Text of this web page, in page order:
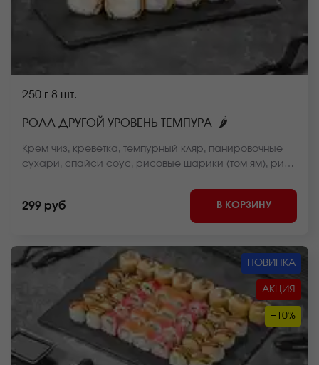
250 г 8 шт.
РОЛЛ ДРУГОЙ УРОВЕНЬ ТЕМПУРА 🌶
Крем чиз, креветка, темпурный кляр, панировочные
сухари, спайси соус, рисовые шарики (том ям), рис,
299 руб В КОРЗИНУ
НОВИНКА
АКЦИЯ
−10%